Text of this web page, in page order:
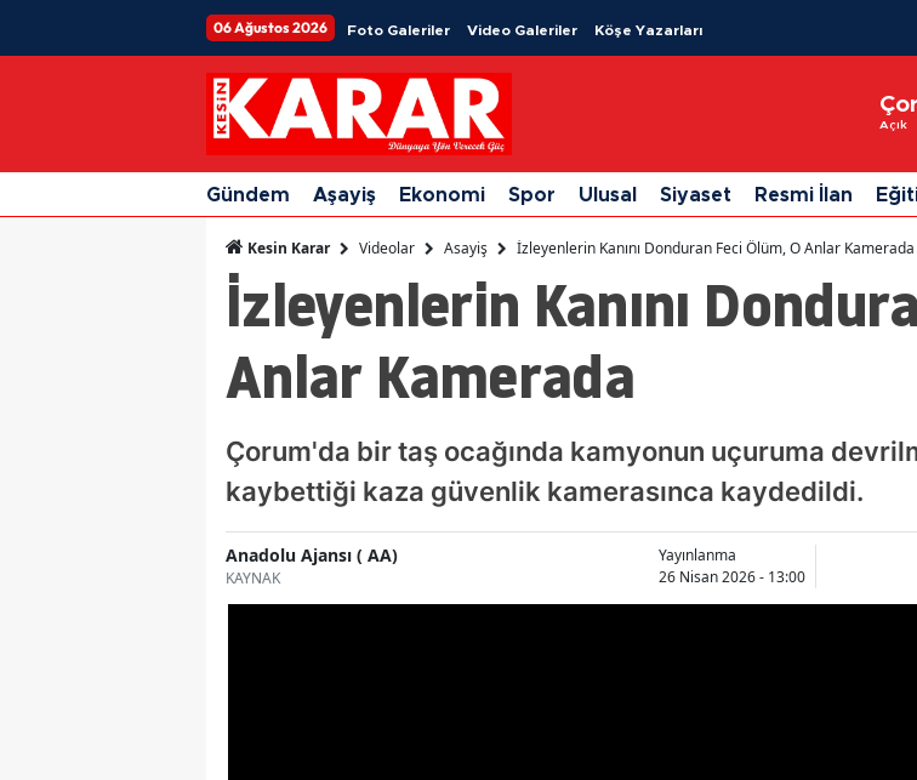
06 Ağustos 2026 Foto Galeriler Video Galeriler Köşe Yazarları
Açık
Gündem Aşayiş Ekonomi Spor Ulusal Siyaset Resmi İlan
Kesin Karar Videolar Asayiş İzleyenlerin Kanını Donduran Feci Ölüm, O Anlar Kamerada
İzleyenlerin Kanını
Anlar Kamerada
Çorum'da bir taş ocağında kamyonun uçuruma
kaybettiği kaza güvenlik kamerasınca kaydedildi.
Anadolu Ajansı ( AA)
KAYNAK
Yayınlanma
26 Nisan 2026 - 13:00